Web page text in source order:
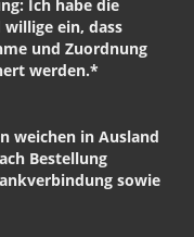
Ich habe die
ein, dass
und Zuordnung
werden.*
weichen in Ausland
Bestellung
sowie